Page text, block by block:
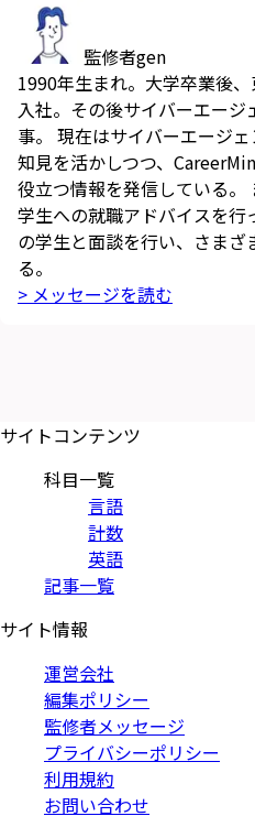
監修者gen
1990年生まれ。大学卒業後
入社。その後サイバーエー
事。 現在はサイバーエージ
知見を活かしつつ、
役立つ情報を発信している。
学生への就職アドバイスを
の学生と面談を行い、さま
る。
> メッセージを読む
サイトコンテンツ
科目一覧
言語
計数
英語
記事一覧
サイト情報
運営会社
編集ポリシー
監修者メッセージ
プライバシーポリシー
利用規約
お問い合わせ